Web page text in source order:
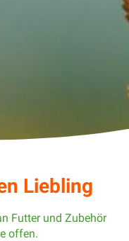
Liebling
Futter und Zubehör
offen.